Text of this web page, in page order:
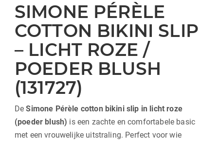
SIMONE PÉRÈLE
COTTON BIKINI SLIP
– LICHT ROZE /
POEDER BLUSH
(131727)
DeSimone Pérèle cotton bikini slip in licht roze
(poeder blush) is een zachte en comfortabele basic
met een vrouwelijke uitstraling. Perfect voor wie